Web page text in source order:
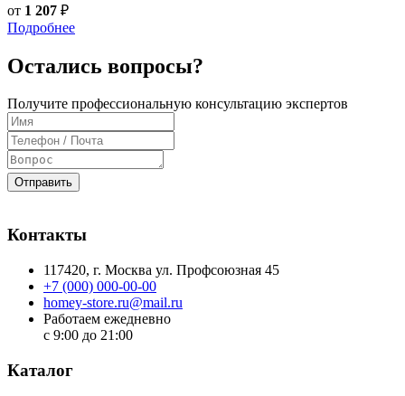
от 1 207 ₽
Подробнее
Остались вопросы?
Получите профессиональную консультацию экспертов
Отправить
Контакты
117420, г. Москва ул. Профсоюзная 45
+7 (000) 000-00-00
homey-store.ru@mail.ru
Работаем ежедневно
с 9:00 до 21:00
Каталог